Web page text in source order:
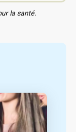
la santé.